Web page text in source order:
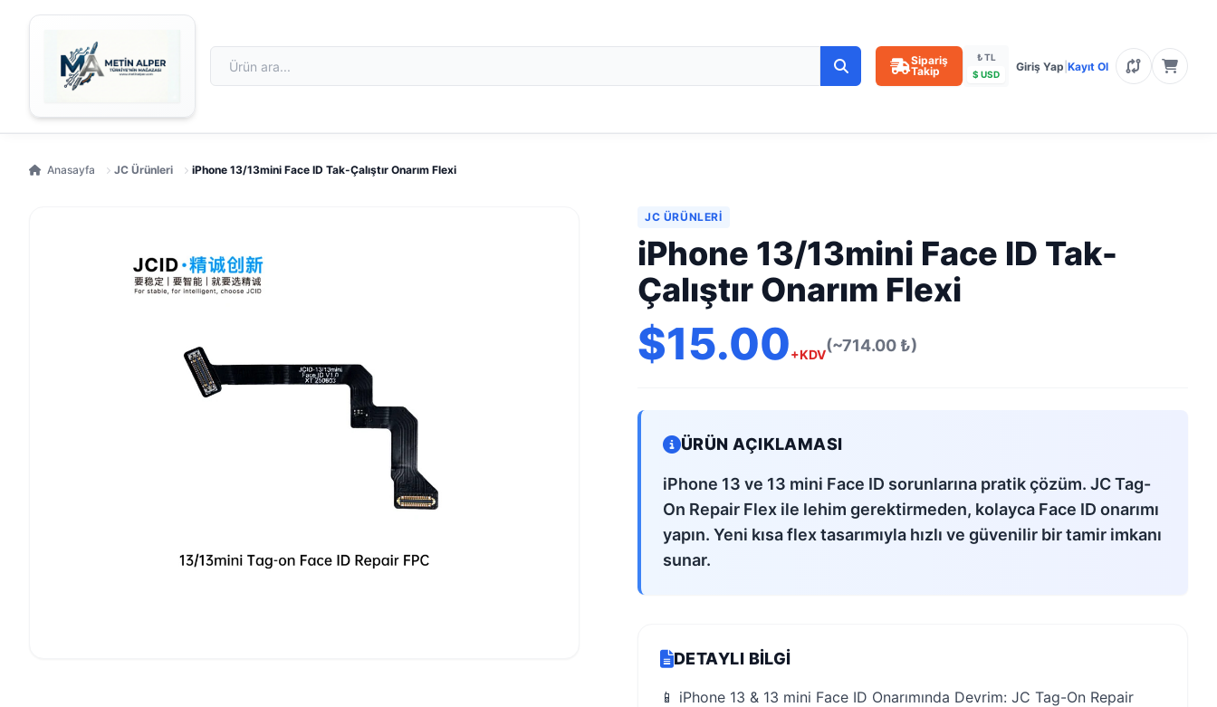
Sipariş
Takip
₺ TL
$ USD
Giriş Yap Kayıt Ol
Anasayfa JC Ürünleri iPhone 13/13mini Face ID Tak-Çalıştır Onarım Flexi
JC ÜRÜNLERI
iPhone 13/13mini Face ID Tak-
Çalıştır Onarım Flexi
$15.00+KDV(~714.00 ₺)
ÜRÜN AÇIKLAMASI
iPhone 13 ve 13 mini Face ID sorunlarına pratik çözüm. JC Tag-
On Repair Flex ile lehim gerektirmeden, kolayca Face ID onarımı
yapın. Yeni kısa flex tasarımıyla hızlı ve güvenilir bir tamir imkanı
sunar.
DETAYLI BILGI
📱 iPhone 13 & 13 mini Face ID Onarımında Devrim: JC Tag-On Repair